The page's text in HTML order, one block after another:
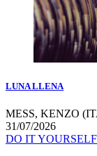
LUNA LLENA
MESS, KENZO
31/07/2026
DO IT